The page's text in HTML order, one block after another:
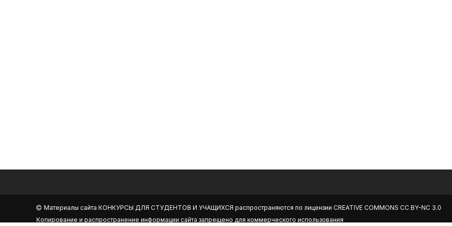
Материалы сайта КОНКУРСЫ ДЛЯ СТУДЕНТОВ И УЧАЩИХСЯ распространяются по лицензии CREATIVE COMMONS CC BY-NC 3.0
Копирование и распространение информации сайта запрещено для коммерческого использования